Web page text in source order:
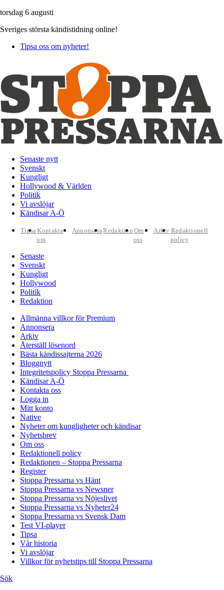
torsdag 6 augusti
Sveriges största kändistidning online!
Tipsa oss om nyheter!
Senaste nytt
Svenskt
Kungligt
Hollywood & Världen
Politik
Vi avslöjar
Kändisar A-Ö
TipsaKontakta
oss
AnnonseraRedaktion Om
oss
Arkiv Redaktionell
policy
Senaste
Svenskt
Kungligt
Hollywood
Politik
Redaktion
Allmänna villkor för Premium
Annonsera
Arkiv
Återställ lösenord
Bästa kändissajterna 2026
Bloggnytt
Integritetspolicy Stoppa Pressarna
Kändisar A-Ö
Kontakta oss
Logga in
Mitt konto
Native
Nyheter om kungligheter och kändisar
Nyhetsbrev
Om oss
Redaktionell policy
Redaktionen – Stoppa Pressarna
Register
Stoppa Pressarna vs Hänt
Stoppa Pressarna vs Newsner
Stoppa Pressarna vs Nöjeslivet
Stoppa Pressarna vs Nyheter24
Stoppa Pressarna vs Svensk Dam
Test VI-player
Tipsa
Vår historia
Vi avslöjar
Villkor för nyhetstips till Stoppa Pressarna
Sök